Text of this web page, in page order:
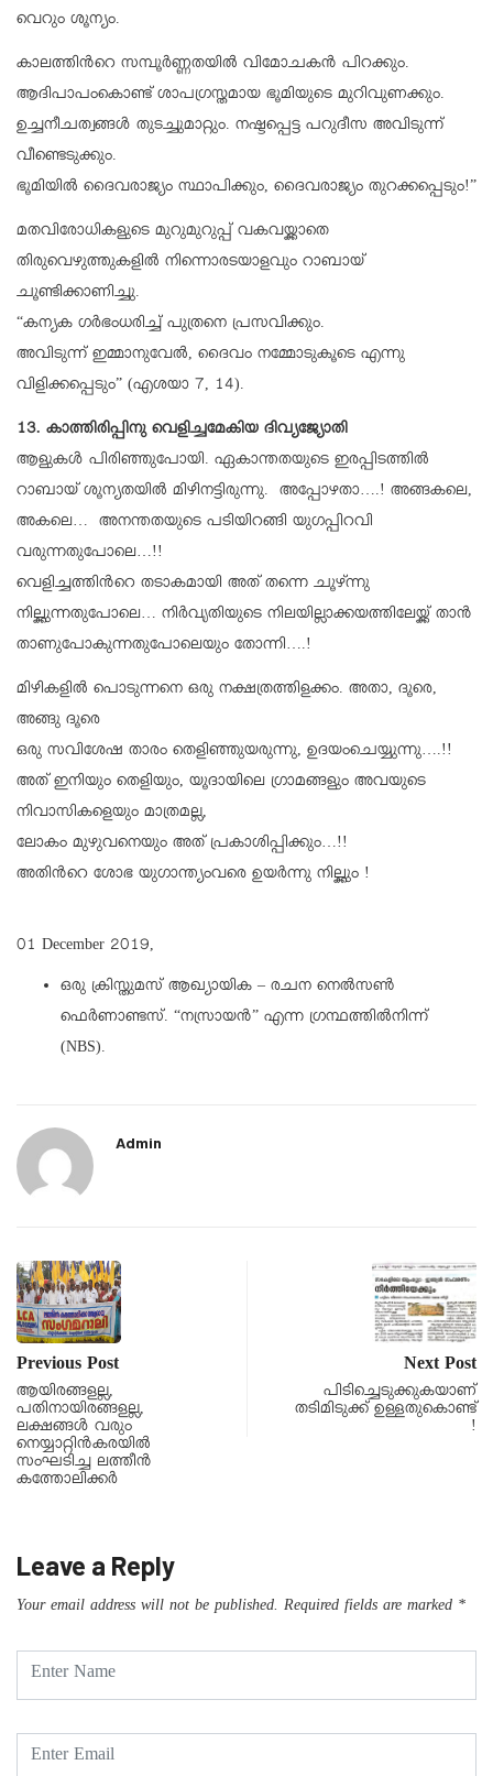
വെറും ശൂന്യം.
കാലത്തിന്‍റെ സമ്പൂര്‍ണ്ണതയില്‍ വിമോചകന്‍ പിറക്കും.
ആദിപാപംകൊണ്ട് ശാപഗ്രസ്തമായ ഭൂമിയുടെ മുറിവുണക്കും.
ഉച്ചനീചത്വങ്ങള്‍ തുടച്ചുമാറ്റും. നഷ്ടപ്പെട്ട പറുദീസ അവിടുന്ന്
വീണ്ടെടുക്കും.
ഭൂമിയില്‍ ദൈവരാജ്യം സ്ഥാപിക്കും, ദൈവരാജ്യം തുറക്കപ്പെടും!”
മതവിരോധികളുടെ മുറുമുറുപ്പ് വകവയ്ക്കാതെ
തിരുവെഴുത്തുകളില്‍ നിന്നൊരടയാളവും റാബായ്
ചൂണ്ടിക്കാണിച്ചു.
“കന്യക ഗര്‍ഭംധരിച്ച് പുത്രനെ പ്രസവിക്കും.
അവിടുന്ന് ഇമ്മാനുവേല്‍, ദൈവം നമ്മോടുകൂടെ എന്നു
വിളിക്കപ്പെടും” (എശയാ 7, 14).
13. കാത്തിരിപ്പിനു വെളിച്ചമേകിയ ദിവ്യജ്യോതി
ആളുകള്‍ പിരിഞ്ഞുപോയി. ഏകാന്തതയുടെ ഇരപ്പിടത്തില്‍
റാബായ് ശൂന്യതയില്‍ മിഴിനട്ടിരുന്നു. അപ്പോഴതാ….! അങ്ങകലെ,
അകലെ… അനന്തതയുടെ പടിയിറങ്ങി യുഗപ്പിറവി
വരുന്നതുപോലെ…!!
വെളിച്ചത്തിന്‍റെ തടാകമായി അത് തന്നെ ചൂഴ്ന്നു
നില്ക്കുന്നതുപോലെ… നിര്‍വൃതിയുടെ നിലയില്ലാക്കയത്തിലേയ്ക്ക് താന്‍
താണുപോകുന്നതുപോലെയും തോന്നി….!
മിഴികളില്‍ പൊടുന്നനെ ഒരു നക്ഷത്രത്തിളക്കം. അതാ, ദൂരെ,
അങ്ങു ദൂരെ
ഒരു സവിശേഷ താരം തെളിഞ്ഞുയരുന്നു, ഉദയംചെയ്യുന്നു….!!
അത് ഇനിയും തെളിയും, യൂദായിലെ ഗ്രാമങ്ങളും അവയുടെ
നിവാസികളെയും മാത്രമല്ല,
ലോകം മുഴുവനെയും അത് പ്രകാശിപ്പിക്കും…!!
അതിന്‍റെ ശോഭ യുഗാന്ത്യംവരെ ഉയര്‍ന്നു നില്ക്കും !
01 December 2019,
ഒരു ക്രിസ്തുമസ് ആഖ്യായിക – രചന നെല്‍സണ്‍
ഫെര്‍ണാണ്ടസ്. “നസ്രായന്‍” എന്ന ഗ്രന്ഥത്തില്‍നിന്ന്
(NBS).
Admin
Previous Post
ആയിരങ്ങളല്ല,
പതിനായിരങ്ങളല്ല,
ലക്ഷങ്ങൾ വരും
നെയ്യാറ്റിൻകരയിൽ
സംഘടിച്ച ലത്തീൻ
കത്തോലിക്കർ
Next Post
പിടിച്ചെടുക്കുകയാണ്
തടിമിടുക്ക് ഉള്ളതുകൊണ്ട്
!
Leave a Reply
Your email address will not be published. Required fields are marked *